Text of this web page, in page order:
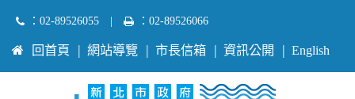
主
要
：02-89526055 ：02-89526066
::: 回首頁 網站導覽 市長信箱 資訊公開 English